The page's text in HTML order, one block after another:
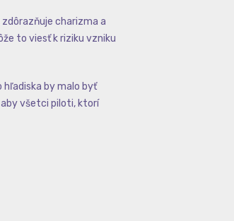
zdôrazňuje charizma a
to viesť k riziku vzniku
hľadiska by malo byť
všetci piloti, ktorí